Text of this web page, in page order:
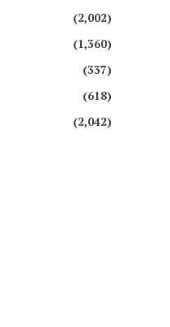
(2,002)
(1,360)
(337)
(618)
(2,042)